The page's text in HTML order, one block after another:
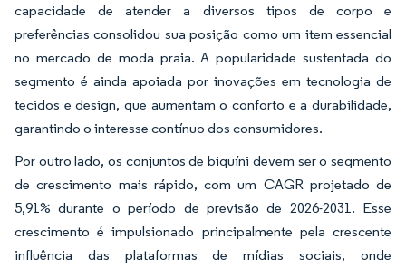
capacidade de atender a diversos tipos de corpo e
preferências consolidou sua posição como um item essencial
no mercado de moda praia. A popularidade sustentada do
segmento é ainda apoiada por inovações em tecnologia de
tecidos e design, que aumentam o conforto e a durabilidade,
garantindo o interesse contínuo dos consumidores.
Por outro lado, os conjuntos de biquíni devem ser o segmento
de crescimento mais rápido, com um CAGR projetado de
5,91% durante o período de previsão de 2026-2031. Esse
crescimento é impulsionado principalmente pela crescente
influência das plataformas de mídias sociais, onde